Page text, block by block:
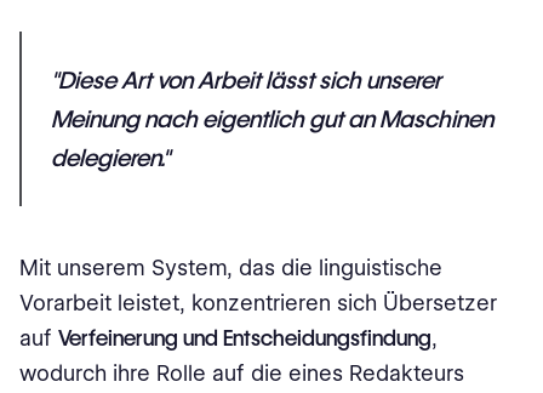
"Diese Art von Arbeit lässt sich unserer
Meinung nach eigentlich gut an Maschinen
delegieren."
Mit unserem System, das die linguistische
Vorarbeit leistet, konzentrieren sich Übersetzer
auf Verfeinerung und Entscheidungsfindung,
wodurch ihre Rolle auf die eines Redakteurs